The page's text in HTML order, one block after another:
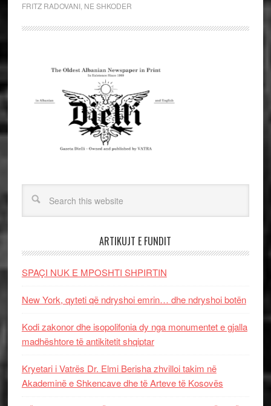
FRITZ RADOVANI, NE SHKODER
ARTIKUJT E FUNDIT
SPAÇI NUK E MPOSHTI SHPIRTIN
New York, qyteti që ndryshoi emrin… dhe ndryshoi botën
Kodi zakonor dhe isopolifonia dy nga monumentet e gjalla
madhështore të antikitetit shqiptar
Kryetari i Vatrës Dr. Elmi Berisha zhvilloi takim në
Akademinë e Shkencave dhe të Arteve të Kosovës